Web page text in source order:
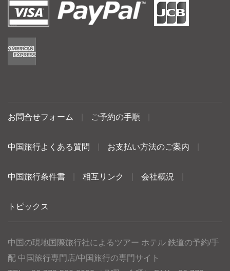
お問合せフォーム ご予約の手順
中国旅行よくある質問 お支払い方法のご案内
中国旅行条件書 相互リンク 会社概況
トピックス
中国の現地国際旅行社によるツアー ホテル 鉄道の予約/手
配 中国旅行専門店/中国旅行の専門サイト